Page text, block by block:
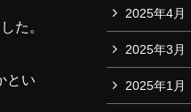
た。
とい
2025年4月
2025年3月
2025年1月